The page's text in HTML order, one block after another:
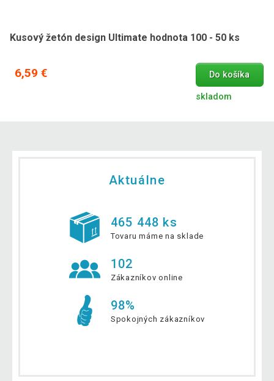
Kusový žetón design Ultimate hodnota 100 - 50 ks
6,59 € Do košíka
skladom
Aktuálne
465 448 ks
Tovaru máme na sklade
102
Zákazníkov online
98%
Spokojných zákazníkov